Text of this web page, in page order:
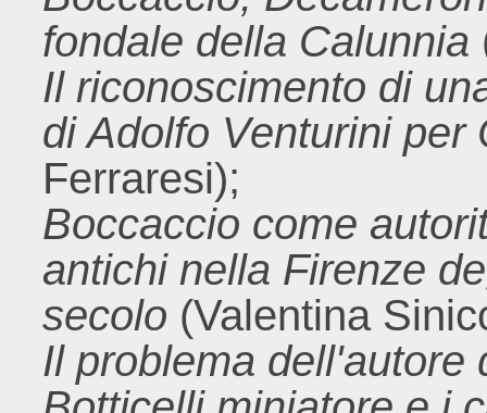
fondale della Calunnia
Il riconoscimento di
di Adolfo Venturini per
Ferraresi);
Boccaccio come
antichi nella Firenze
secolo (Valentina
Il problema dell'autore